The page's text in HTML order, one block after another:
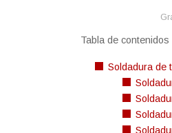
Tabla de contenidos
Soldadura de